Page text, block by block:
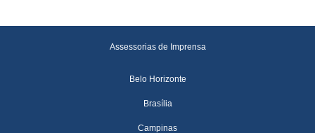
Assessorias de Imprensa
Belo Horizonte
Brasília
Campinas